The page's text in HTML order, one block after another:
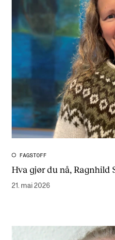
FAGSTOFF
Hva gjør du nå, Ragnhild
21. mai 2026